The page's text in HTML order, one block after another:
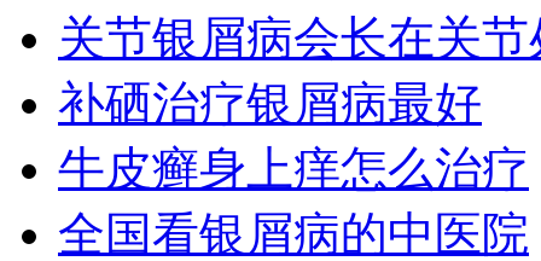
关节银屑病会长在关
补硒治疗银屑病最好
牛皮癣身上痒怎么治疗
全国看银屑病的中医院